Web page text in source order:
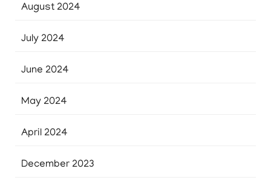
August 2024
July 2024
June 2024
May 2024
April 2024
December 2023